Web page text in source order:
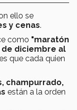
ello se
y cenas.
como "maratón
de diciembre al
que cada quien
champurrado,
están a la orden